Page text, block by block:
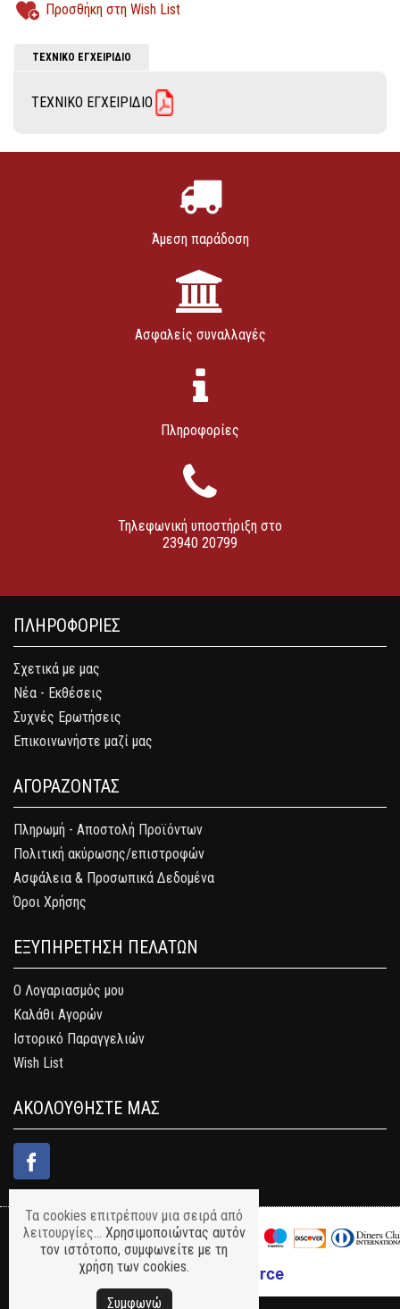
Προσθήκη στη Wish List
ΤΕΧΝΙΚΟ ΕΓΧΕΙΡΙΔΙΟ
ΤΕΧΝΙΚΟ ΕΓΧΕΙΡΙΔΙΟ
Άμεση παράδοση
Ασφαλείς συναλλαγές
Πληροφορίες
Τηλεφωνική υποστήριξη στο
23940 20799
ΠΛΗΡΟΦΟΡΙΕΣ
Σχετικά με μας
Νέα - Εκθέσεις
Συχνές Ερωτήσεις
Επικοινωνήστε μαζί μας
ΑΓΟΡΑΖΟΝΤΑΣ
Πληρωμή - Αποστολή Προϊόντων
Πολιτική ακύρωσης/επιστροφών
Ασφάλεια & Προσωπικά Δεδομένα
Όροι Χρήσης
ΕΞΥΠΗΡΕΤΗΣΗ ΠΕΛΑΤΩΝ
Ο Λογαριασμός μου
Καλάθι Αγορών
Ιστορικό Παραγγελιών
Wish List
ΑΚΟΛΟΥΘΗΣΤΕ ΜΑΣ
Τα cookies επιτρέπουν μια σειρά από
λειτουργίες... Χρησιμοποιώντας αυτόν
τον ιστότοπο, συμφωνείτε με τη
χρήση των cookies.
Συμφωνώ